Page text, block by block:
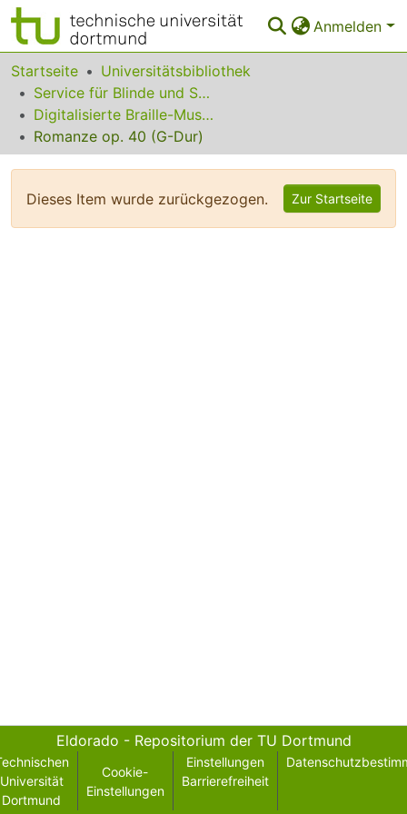
Anmelden
Bereiche & Sammlungen
Das gesamte Repositorium
Statistiken
Startseite
Universitätsbibliothek
Service für Blinde und Sehbehinderte
Digitalisierte Braille-Musik-Matrizen des VzfB
Romanze op. 40 (G-Dur)
Dieses Item wurde zurückgezogen. Zur Startseite
Eldorado - Repositorium der TU Dortmund
Universität
Dortmund
Cookie-
Einstellungen
Einstellungen
Barrierefreiheit